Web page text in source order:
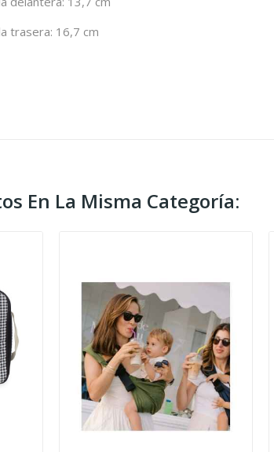
trasera: 16,7 cm
En La Misma Categoría: